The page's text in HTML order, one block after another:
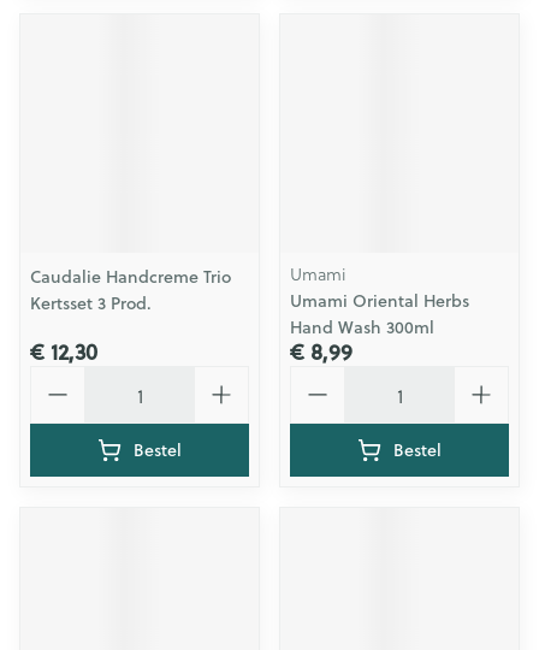
Caudalie Handcreme Trio
Kertsset 3 Prod.
€ 12,30
Bestel
Umami
Umami Oriental Herbs
Hand Wash 300ml
€ 8,99
Bestel